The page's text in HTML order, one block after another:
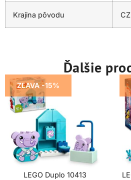
Krajina pôvodu CZ
Ďalšie
ZĽAVA -15%
LEGO Duplo 10413